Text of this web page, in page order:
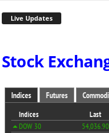
Live Updates
Stock